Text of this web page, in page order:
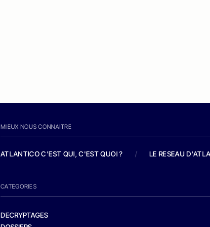
MIEUX NOUS CONNAITRE
ATLANTICO C'EST QUI, C'EST QUOI ? / LE RESEAU
CATEGORIES
DECRYPTAGES